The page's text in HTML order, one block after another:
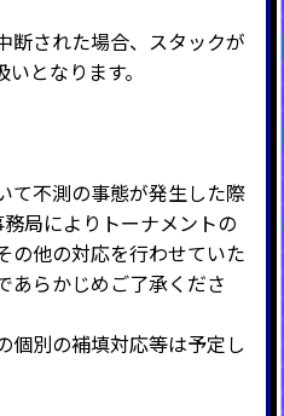
された場合、スタックが
となります。
不測の事態が発生した際
局によりトーナメントの
の他の対応を行わせていた
あらかじめご了承くださ
別の補填対応等は予定し